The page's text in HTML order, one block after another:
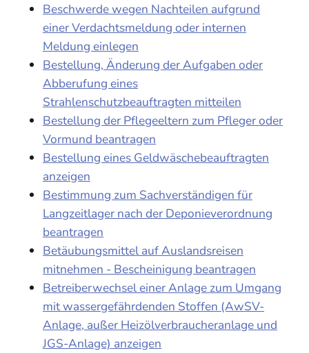
Beschwerde wegen Nachteilen aufgrund
einer Verdachtsmeldung oder internen
Meldung einlegen
Bestellung, Änderung der Aufgaben oder
Abberufung eines
Strahlenschutzbeauftragten mitteilen
Bestellung der Pflegeeltern zum Pfleger oder
Vormund beantragen
Bestellung eines Geldwäschebeauftragten
anzeigen
Bestimmung zum Sachverständigen für
Langzeitlager nach der Deponieverordnung
beantragen
Betäubungsmittel auf Auslandsreisen
mitnehmen - Bescheinigung beantragen
Betreiberwechsel einer Anlage zum Umgang
mit wassergefährdenden Stoffen (AwSV-
Anlage, außer Heizölverbraucheranlage und
JGS-Anlage) anzeigen